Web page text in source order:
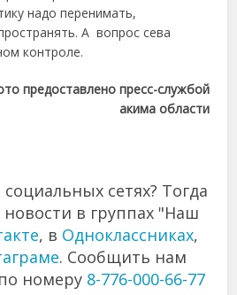
надо перенимать,
А вопрос сева
контроле.
предоставлено пресс-службой
акима области
сетях? Тогда
в группах "Наш
, в Одноклассниках,
. Сообщить нам
номеру 8-776-000-66-77